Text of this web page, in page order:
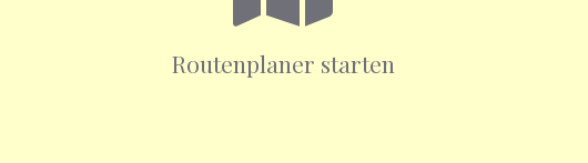
Routenplaner starten